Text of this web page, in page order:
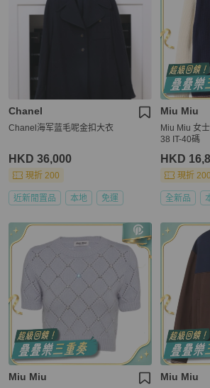
Chanel
Chanel海军蓝毛呢金扣大衣
HKD 36,000
現折 200
近新閒置品 本地 免運
Miu Miu
Miu Miu 女
38 IT-40碼
HKD
現折 200
全新品
Miu Miu Miu Miu